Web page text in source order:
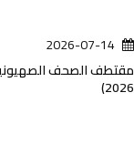
2026-07-14
2026)